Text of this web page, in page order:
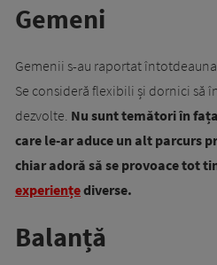
Gemeni
Gemenii s-au raportat
Se consideră flexibili și dornici să
dezvolte. Nu sunt temători în
care le-ar aduce un alt parcurs
chiar adoră să se provoace tot
experiențediverse.
Balanță